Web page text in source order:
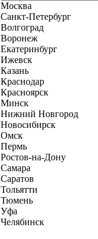
Москва
Санкт-Петербург
Волгоград
Воронеж
Екатеринбург
Ижевск
Казань
Краснодар
Красноярск
Минск
Нижний Новгород
Новосибирск
Омск
Пермь
Ростов-на-Дону
Самара
Саратов
Тольятти
Тюмень
Уфа
Челябинск